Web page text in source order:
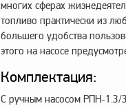
многих сферах
топливо практически из
большего удобства
этого на насосе
Комплектация:
С ручным насосом РПН-1.3/